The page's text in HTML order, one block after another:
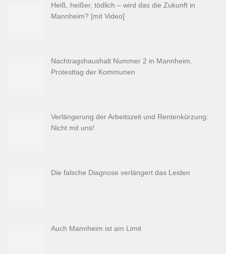
Heiß, heißer, tödlich – wird das die Zukunft in
Mannheim? [mit Video]
Nachtragshaushalt Nummer 2 in Mannheim.
Protesttag der Kommunen
Verlängerung der Arbeitszeit und Rentenkürzung:
Nicht mit uns!
Die falsche Diagnose verlängert das Leiden
Auch Mannheim ist am Limit